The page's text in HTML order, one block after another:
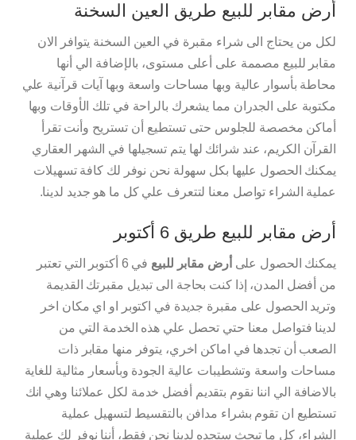
أرض مقابر للبيع طريق العين السخنة
لكل من يحتاج الى شراء مقبرة في العين السخنة يتوافر الان
مقابر للبيع مصممة على أعلى مستوى، بالإضافة الي أنها
محاطة بأسوار عالية وبها مساحات واسعة وبها آيات قرآنية علي
مكتوبة على الجدران مما يشعرك بالراحة في تلك الأوقات وبها
أماكن مخصصة للجلوس حتى تستطيع أن تستريح وأنت تقرأ
القرآن الكريم، عند شرائك لها يتم تسجيلها في الشهر العقاري
يمكنك الحصول عليها بكل سهولة نحن نوفر لك كافة تسهيلات
عملية الشراء تواصل معنا لتتعرف علي كل ما هو جديد لدينا.
أرض مقابر للبيع طريق 6 أكتوبر
يمكنك الحصول على أرض مقابر للبيع
في 6 أكتوبر التي تعتبر
من أفضل المدن، إذا كنت بحاجة الى تبديل مقبرتك القديمة
وتريد الحصول على مقبرة جديدة في اكتوبر او اي مكان اخر
لدينا فتواصل معنا حتي تحصل علي هذه الخدمة التي من
الصعب أن تجدها في اماكن اخري، يتوفر منها مقابر ذات
مساحات واسعة وتشطيبات عالية الجودة وبأسعار مثالية للغاية
بالاضافة الي اننا نقوم بتقديم أفضل خدمة لكل عملائنا وهي انك
تستطيع ان تقوم بشراء مدافن بالتقسيط لتسهيل عملية
الشراء، كل ما تبحث ستجده لدينا نحن فقط، أننا نوفر لك عملية